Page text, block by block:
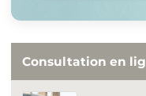
Consultation en